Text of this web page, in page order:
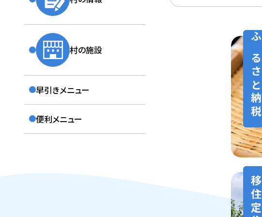
村の施設
早引きメニュー
便利メニュー
クマの出没にご注意ください
ふるさと納税
移住定住